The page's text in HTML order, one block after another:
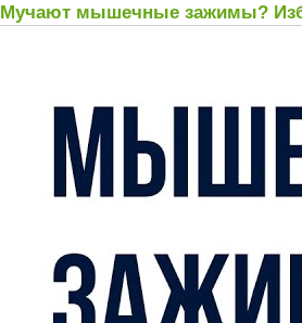
Мучают мышечные зажимы?